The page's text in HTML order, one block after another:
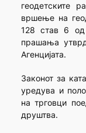
геодетските
вршење на
128 став 6 од
прашања
Агенцијата.
Законот за
уредува и
на трговци
друштва.